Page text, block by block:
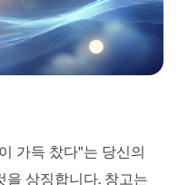
가득 찼다"는 당신의
을 상징합니다. 창고는